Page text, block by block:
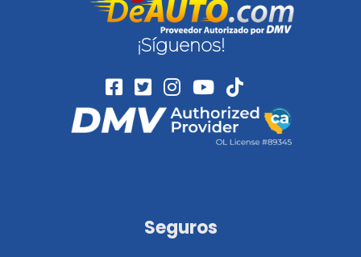
¡Síguenos!
Seguros